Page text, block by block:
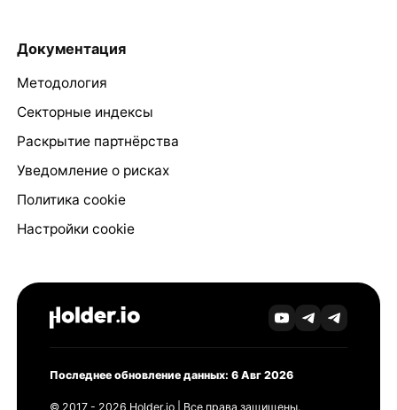
Документация
Методология
Секторные индексы
Раскрытие партнёрства
Уведомление о рисках
Политика cookie
Настройки cookie
Последнее обновление данных: 6 Авг 2026
© 2017 - 2026 Holder.io | Все права защищены.